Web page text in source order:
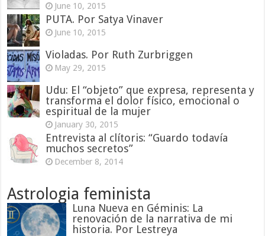
June 10, 2015
PUTA. Por Satya Vinaver
June 10, 2015
Violadas. Por Ruth Zurbriggen
May 29, 2015
Udu: El “objeto” que expresa, representa y
transforma el dolor físico, emocional o
espiritual de la mujer
January 30, 2015
Entrevista al clítoris: “Guardo todavía
muchos secretos”
December 8, 2014
Astrologia feminista
Luna Nueva en Géminis: La
renovación de la narrativa de mi
historia. Por Lestreya